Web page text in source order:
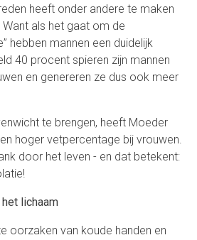
heeft onder andere te maken
als het gaat om de
hebben mannen een duidelijk
40 procent spieren zijn mannen
en genereren ze dus ook meer
te brengen, heeft Moeder
hoger vetpercentage bij vrouwen.
door het leven - en dat betekent:
lichaam
oorzaken van koude handen en